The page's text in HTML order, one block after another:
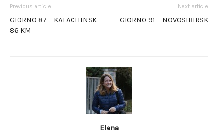
Previous article
GIORNO 87 – KALACHINSK –
86 KM
Next article
GIORNO 91 – NOVOSIBIRSK
Elena